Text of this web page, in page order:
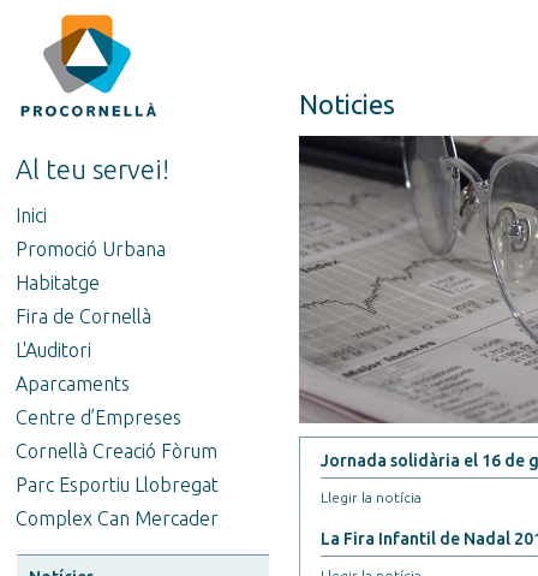
Al teu servei!
Inici
Promoció Urbana
Habitatge
Fira de Cornellà
L'Auditori
Aparcaments
Centre d’Empreses
Cornellà Creació Fòrum
Parc Esportiu Llobregat
Complex Can Mercader
Noticies
Jornada solidària el 16 de
Llegir la notícia
La Fira Infantil de Nadal